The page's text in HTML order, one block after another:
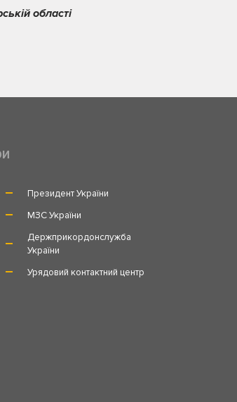
області
Президент України
МЗС України
Держприкордонслужба
України
Урядовий контактний центр